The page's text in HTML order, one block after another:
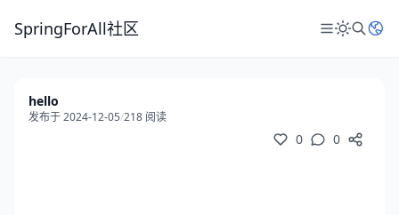
SpringForAll社区
hello
发布于 2024-12-05/218 阅读
0 0